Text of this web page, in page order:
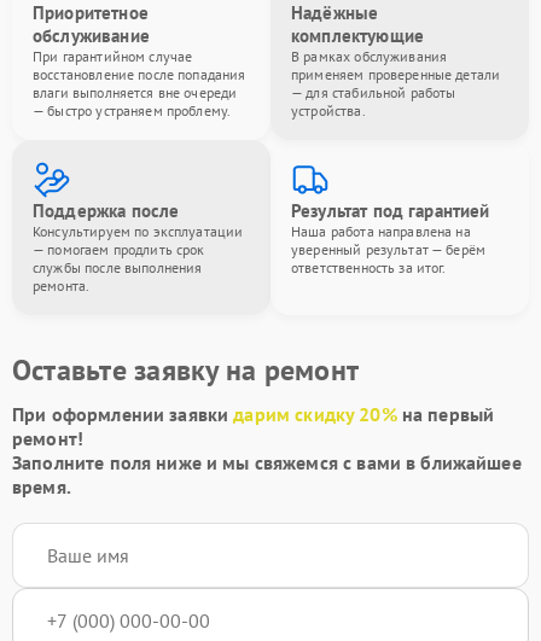
Приоритетное
обслуживание
При гарантийном случае
восстановление после попадания
влаги выполняется вне очереди
— быстро устраняем проблему.
Надёжные
комплектующие
В рамках обслуживания
применяем проверенные детали
— для стабильной работы
устройства.
Поддержка после
Консультируем по эксплуатации
— помогаем продлить срок
службы после выполнения
ремонта.
Результат под гарантией
Наша работа направлена на
уверенный результат — берём
ответственность за итог.
Оставьте заявку на ремонт
При оформлении заявкидарим скидку 20%на первый
ремонт!
Заполните поля ниже и мы свяжемся с вами в ближайшее
время.